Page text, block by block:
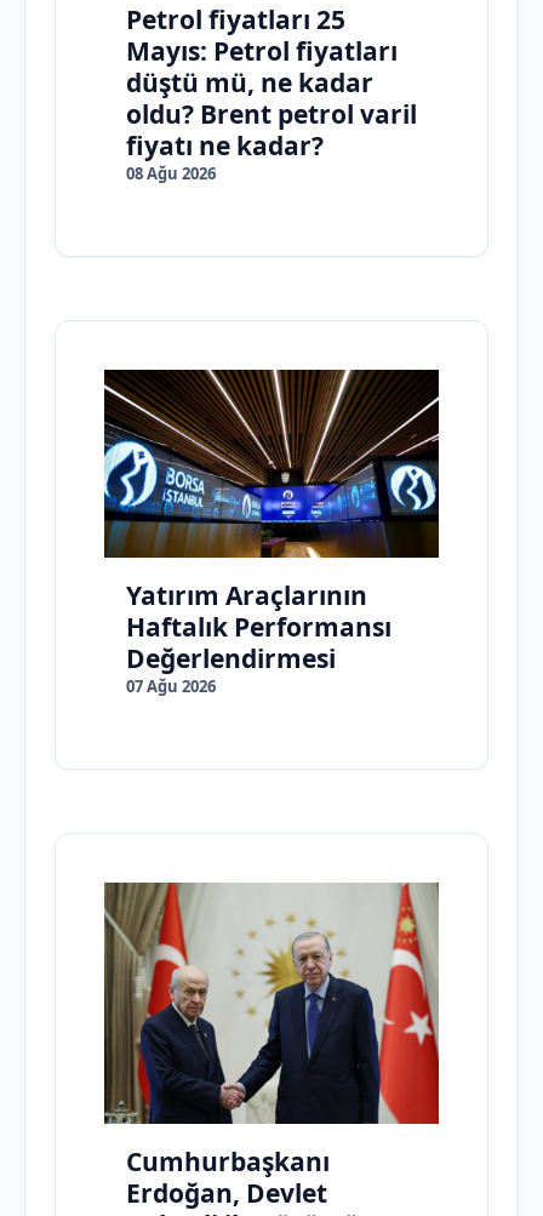
Petrol fiyatları 25
Mayıs: Petrol fiyatları
düştü mü, ne kadar
oldu? Brent petrol varil
fiyatı ne kadar?
08 Ağu 2026
Yatırım Araçlarının
Haftalık Performansı
Değerlendirmesi
07 Ağu 2026
Cumhurbaşkanı
Erdoğan, Devlet